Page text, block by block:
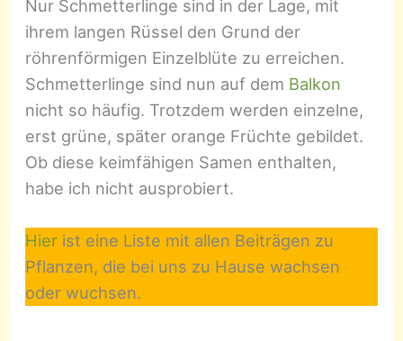
Nur Schmetterlinge sind in der Lage, mit
ihrem langen Rüssel den Grund der
röhrenförmigen Einzelblüte zu erreichen.
Schmetterlinge sind nun auf dem Balkon
nicht so häufig. Trotzdem werden einzelne,
erst grüne, später orange Früchte gebildet.
Ob diese keimfähigen Samen enthalten,
habe ich nicht ausprobiert.
Hier ist eine Liste mit allen Beiträgen zu
Pflanzen, die bei uns zu Hause wachsen
oder wuchsen.